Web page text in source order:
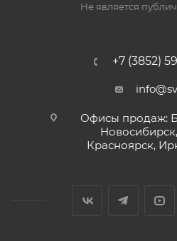
Не является
+7 (3852)
Офисы продаж:
Красноярск,